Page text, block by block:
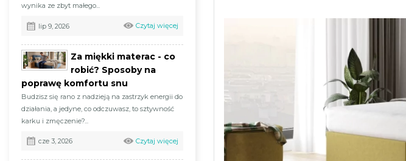
wynika ze zbyt małego...
lip 9, 2026 Czytaj więcej
Za miękki materac - co
robić? Sposoby na
poprawę komfortu snu
Budzisz się rano z nadzieją na zastrzyk energii do
działania, a jedyne, co odczuwasz, to sztywność
karku i zmęczenie?...
cze 3, 2026 Czytaj więcej